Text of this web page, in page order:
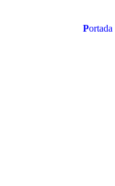
Portada|